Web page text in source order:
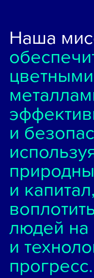
Наша
цветными
и
и
людей на
и
прогресс.